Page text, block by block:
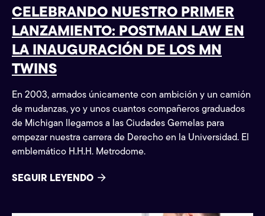
CELEBRANDO NUESTRO PRIMER
LANZAMIENTO: POSTMAN LAW EN
LA INAUGURACIÓN DE LOS MN
TWINS
En 2003, armados únicamente con ambición y un camión
de mudanzas, yo y unos cuantos compañeros graduados
de Michigan llegamos a las Ciudades Gemelas para
empezar nuestra carrera de Derecho en la Universidad. El
emblemático H.H.H. Metrodome.
SEGUIR LEYENDO